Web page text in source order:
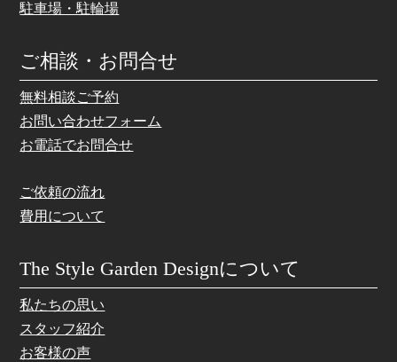
駐車場・駐輪場
ご相談・お問合せ
無料相談ご予約
お問い合わせフォーム
お電話でお問合せ
ご依頼の流れ
費用について
The Style Garden Designについて
私たちの思い
スタッフ紹介
お客様の声